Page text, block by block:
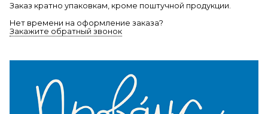
Заказ кратно упаковкам, кроме поштучной продукции.
Нет времени на оформление заказа?
Закажите обратный звонок